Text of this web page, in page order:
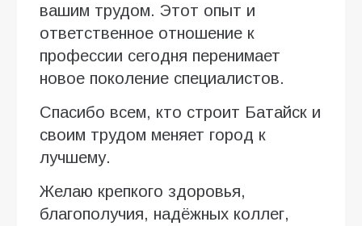
вашим трудом. Этот опыт и
ответственное отношение к
профессии сегодня перенимает
новое поколение специалистов.
Спасибо всем, кто строит Батайск и
своим трудом меняет город к
лучшему.
Желаю крепкого здоровья,
благополучия, надёжных коллег,